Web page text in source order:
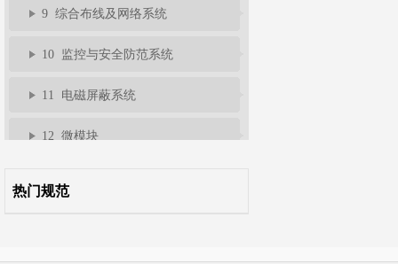
9 综合布线及网络系统
10 监控与安全防范系统
11 电磁屏蔽系统
12 微模块
热门规范